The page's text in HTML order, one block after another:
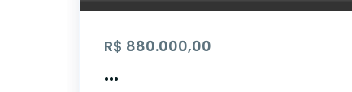
R$ 880.000,00
...